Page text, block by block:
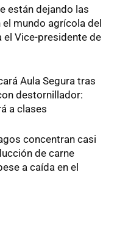
están dejando las
mundo agrícola del
el Vice-presidente de
Aula Segura tras
destornillador:
a clases
concentran casi
de carne
a caída en el